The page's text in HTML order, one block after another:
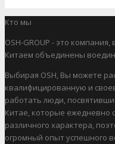
Кто мы
OSH-GROUP - это
Китаем объединены
Выбирая OSH, Вы можете
квалифицированную и
работать люди,
Китае, которые ежедневно
различного характера,
огромный опыт успешного